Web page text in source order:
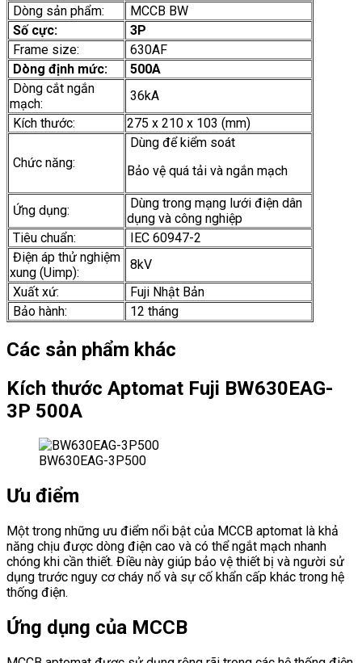
Dòng sản phẩm:
MCCB BW
Số cực:
3P
Frame size:
630AF
Dòng định mức:
500A
Dòng cắt ngắn
mạch:
36kA
Kích thước:
275 x 210 x 103 (mm)
Chức năng:
Dùng để kiểm soát
Bảo vệ quá tải và ngắn mạch
Ứng dụng:
Dùng trong mạng lưới điện dân
dụng và công nghiệp
Tiêu chuẩn:
IEC 60947-2
Điện áp thử nghiệm
xung (Uimp):
8kV
Xuất xứ:
Fuji Nhật Bản
Bảo hành:
12 tháng
Các sản phẩm khác
Kích thước Aptomat Fuji BW630EAG-
3P 500A
BW630EAG-3P500
Ưu điểm
Một trong những ưu điểm nổi bật của MCCB aptomat là khả
năng chịu được dòng điện cao và có thể ngắt mạch nhanh
chóng khi cần thiết. Điều này giúp bảo vệ thiết bị và người sử
dụng trước nguy cơ cháy nổ và sự cố khẩn cấp khác trong hệ
thống điện.
Ứng dụng của MCCB